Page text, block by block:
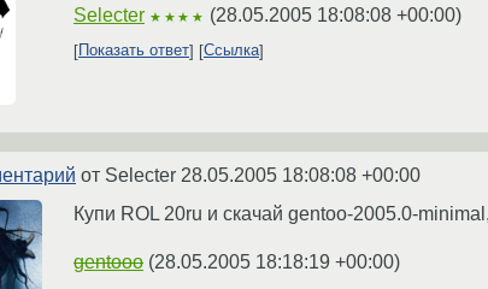
Selecter ★★★★ (28.05.2005 18:08:08 +00:00)
Показать ответ Ссылка
от Selecter 28.05.2005 18:08:08 +00:00
Купи ROL 20ru и скачай gentoo-2005.0-
gentooo (28.05.2005 18:18:19 +00:00)